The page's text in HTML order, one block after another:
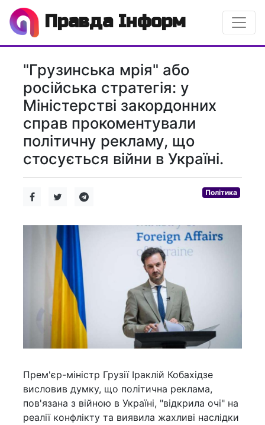
Правда Інформ
"Грузинська мрія" або
російська стратегія: у
Міністерстві закордонних
справ прокоментували
політичну рекламу, що
стосується війни в Україні.
Політика
Прем'єр-міністр Грузії Іраклій Кобахідзе
висловив думку, що політична реклама,
пов'язана з війною в Україні, "відкрила очі" на
реалії конфлікту та виявила жахливі наслідки